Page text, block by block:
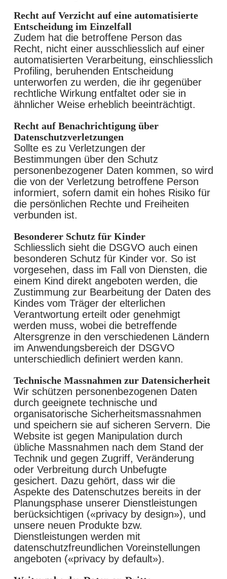
Recht auf Verzicht auf eine automatisierte
Entscheidung im Einzelfall
Zudem hat die betroffene Person das
Recht, nicht einer ausschliesslich auf einer
automatisierten Verarbeitung, einschliesslich
Profiling, beruhenden Entscheidung
unterworfen zu werden, die ihr gegenüber
rechtliche Wirkung entfaltet oder sie in
ähnlicher Weise erheblich beeinträchtigt.
Recht auf Benachrichtigung über
Datenschutzverletzungen
Sollte es zu Verletzungen der
Bestimmungen über den Schutz
personenbezogener Daten kommen, so wird
die von der Verletzung betroffene Person
informiert, sofern damit ein hohes Risiko für
die persönlichen Rechte und Freiheiten
verbunden ist.
Besonderer Schutz für Kinder
Schliesslich sieht die DSGVO auch einen
besonderen Schutz für Kinder vor. So ist
vorgesehen, dass im Fall von Diensten, die
einem Kind direkt angeboten werden, die
Zustimmung zur Bearbeitung der Daten des
Kindes vom Träger der elterlichen
Verantwortung erteilt oder genehmigt
werden muss, wobei die betreffende
Altersgrenze in den verschiedenen Ländern
im Anwendungsbereich der DSGVO
unterschiedlich definiert werden kann.
Technische Massnahmen zur Datensicherheit
Wir schützen personenbezogenen Daten
durch geeignete technische und
organisatorische Sicherheitsmassnahmen
und speichern sie auf sicheren Servern. Die
Website ist gegen Manipulation durch
übliche Massnahmen nach dem Stand der
Technik und gegen Zugriff, Veränderung
oder Verbreitung durch Unbefugte
gesichert. Dazu gehört, dass wir die
Aspekte des Datenschutzes bereits in der
Planungsphase unserer Dienstleistungen
berücksichtigen («privacy by design»), und
unsere neuen Produkte bzw.
Dienstleistungen werden mit
datenschutzfreundlichen Voreinstellungen
angeboten («privacy by default»).